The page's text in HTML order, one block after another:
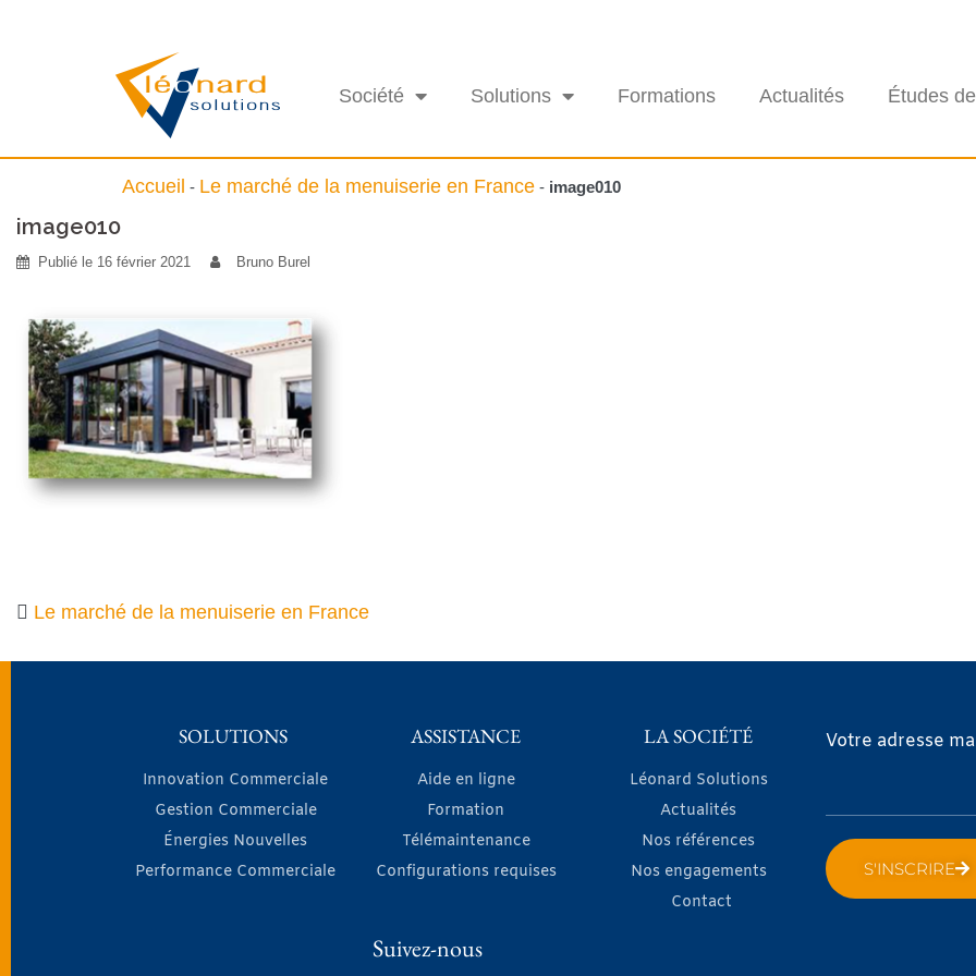
Société Solutions Formations Actualités Études
Accueil - Le marché de la menuiserie en France - image010
image010
Publié le 16 février 2021 Bruno Burel
Le marché de la menuiserie en France
SOLUTIONS
Innovation Commerciale
Gestion Commerciale
Énergies Nouvelles
Performance Commerciale
ASSISTANCE
Aide en ligne
Formation
Télémaintenance
Configurations requises
LA SOCIÉTÉ
Léonard Solutions
Actualités
Nos références
Nos engagements
Contact
Votre adresse
S'INSCRIRE
Suivez-nous